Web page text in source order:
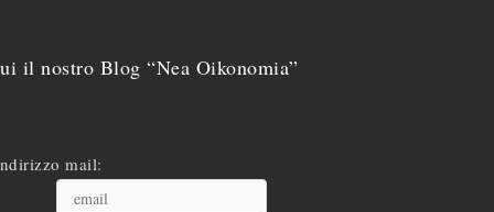
il nostro Blog “Nea Oikonomia”
mail: